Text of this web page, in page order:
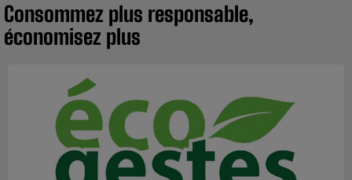
Consommez plus responsable,
économisez plus